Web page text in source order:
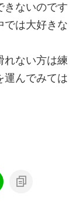
きないのです
では大好きな
れない方は練
運んでみては